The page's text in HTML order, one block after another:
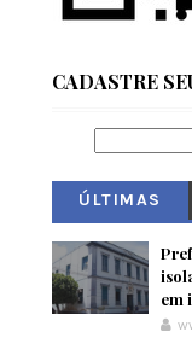
CADASTRE
ÚLTIMAS
em